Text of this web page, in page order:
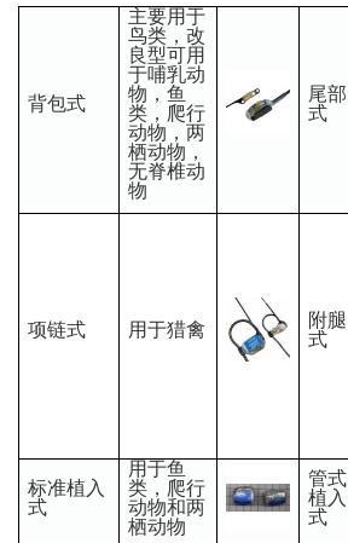
背包式
主要用于
鸟类，改
良型可用
于哺乳动
物，鱼
类，爬行
动物，两
栖动物，
无脊椎动
物
尾部
式
项链式 用于猎禽 附腿
式
标准植入
式
用于鱼
类，爬行
动物和两
栖动物
管式
植入
式